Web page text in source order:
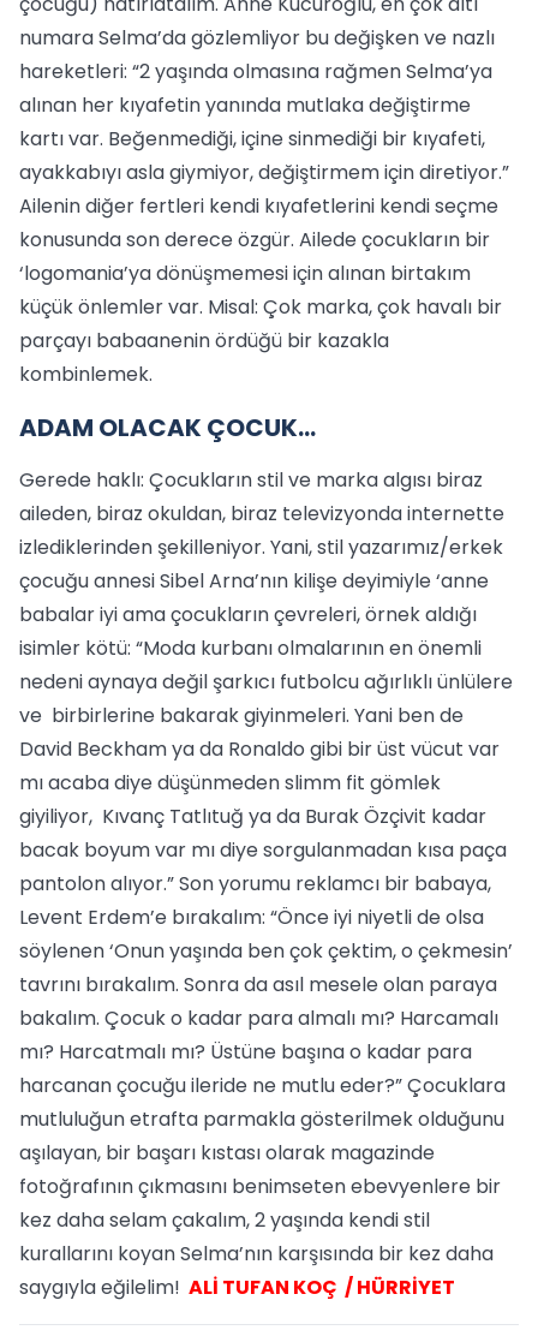
numara Selma’da gözlemliyor bu değişken ve nazlı
hareketleri: “2 yaşında olmasına rağmen Selma’ya
alınan her kıyafetin yanında mutlaka değiştirme
kartı var. Beğenmediği, içine sinmediği bir kıyafeti,
ayakkabıyı asla giymiyor, değiştirmem için diretiyor.”
Ailenin diğer fertleri kendi kıyafetlerini kendi seçme
konusunda son derece özgür. Ailede çocukların bir
‘logomania’ya dönüşmemesi için alınan birtakım
küçük önlemler var. Misal: Çok marka, çok havalı bir
parçayı babaanenin ördüğü bir kazakla
kombinlemek.
ADAM OLACAK ÇOCUK...
Gerede haklı: Çocukların stil ve marka algısı biraz
aileden, biraz okuldan, biraz televizyonda internette
izlediklerinden şekilleniyor. Yani, stil yazarımız/erkek
çocuğu annesi Sibel Arna’nın kilişe deyimiyle ‘anne
babalar iyi ama çocukların çevreleri, örnek aldığı
isimler kötü: “Moda kurbanı olmalarının en önemli
nedeni aynaya değil şarkıcı futbolcu ağırlıklı ünlülere
ve birbirlerine bakarak giyinmeleri. Yani ben de
David Beckham ya da Ronaldo gibi bir üst vücut var
mı acaba diye düşünmeden slimm fit gömlek
giyiliyor, Kıvanç Tatlıtuğ ya da Burak Özçivit kadar
bacak boyum var mı diye sorgulanmadan kısa paça
pantolon alıyor.” Son yorumu reklamcı bir babaya,
Levent Erdem’e bırakalım: “Önce iyi niyetli de olsa
söylenen ‘Onun yaşında ben çok çektim, o çekmesin’
tavrını bırakalım. Sonra da asıl mesele olan paraya
bakalım. Çocuk o kadar para almalı mı? Harcamalı
mı? Harcatmalı mı? Üstüne başına o kadar para
harcanan çocuğu ileride ne mutlu eder?” Çocuklara
mutluluğun etrafta parmakla gösterilmek olduğunu
aşılayan, bir başarı kıstası olarak magazinde
fotoğrafının çıkmasını benimseten ebevyenlere bir
kez daha selam çakalım, 2 yaşında kendi stil
kurallarını koyan Selma’nın karşısında bir kez daha
saygıyla eğilelim! ALİ TUFAN KOÇ / HÜRRİYET